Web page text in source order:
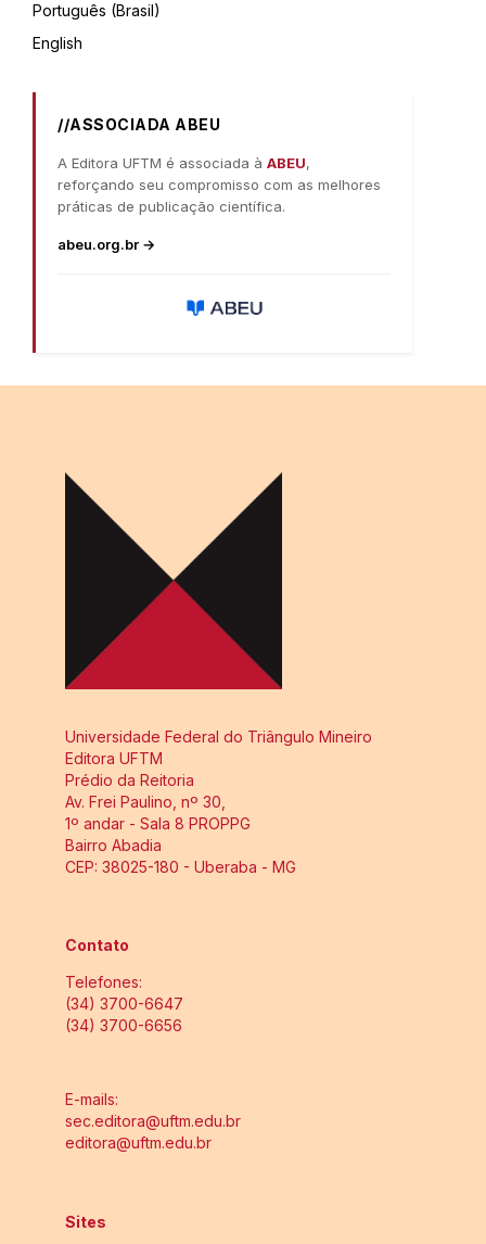
Português (Brasil)
English
//ASSOCIADA ABEU
A Editora UFTM é associada à ABEU,
reforçando seu compromisso com as melhores
práticas de publicação científica.
abeu.org.br →
Universidade Federal do Triângulo Mineiro
Editora UFTM
Prédio da Reitoria
Av. Frei Paulino, nº 30,
1º andar - Sala 8 PROPPG
Bairro Abadia
CEP: 38025-180 - Uberaba - MG
Contato
Telefones:
(34) 3700-6647
(34) 3700-6656
E-mails:
sec.editora@uftm.edu.br
editora@uftm.edu.br
Sites